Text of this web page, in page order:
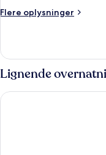
eller
Flere oplysninger
Flere
værelse
dobbeltseng
2
Lignende
Hotel Schloss Reinach